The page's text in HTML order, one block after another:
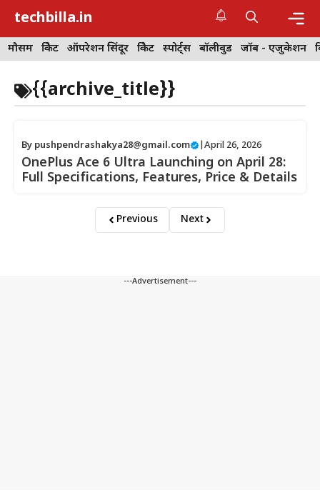
content
techbilla.in
मौसम क्रिकेट ऑपरेशन सिंदूर क्रिकेट स्पोर्ट्स बॉलीवुड जॉब - एजुकेशन
{{archive_title}}
By pushpendrashakya28@gmail.com April 26, 2026
OnePlus Ace 6 Ultra Launching on April 28:
Full Specifications, Features, Price & Details
Previous Next
---Advertisement---